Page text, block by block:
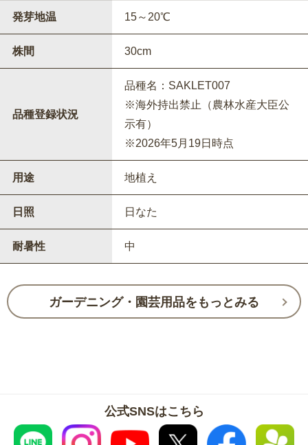
発芽地温 15～20℃
株間 30cm
品種登録状況
品種名：SAKLET007
※海外持出禁止（農林水産大臣公
示有）
※2026年5月19日時点
用途 地植え
日照 日なた
耐暑性 中
ガーデニング・園芸用品をもっとみる
公式SNSはこちら